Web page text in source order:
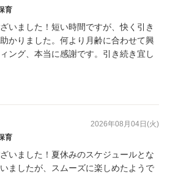
育
いました！短い時間ですが、快く引き
かりました。何より月齢に合わせて興
ング、本当に感謝です。引き続き宜し
2026年08月04日(火)
育
いました！夏休みのスケジュールとな
ましたが、スムーズに楽しめたようで